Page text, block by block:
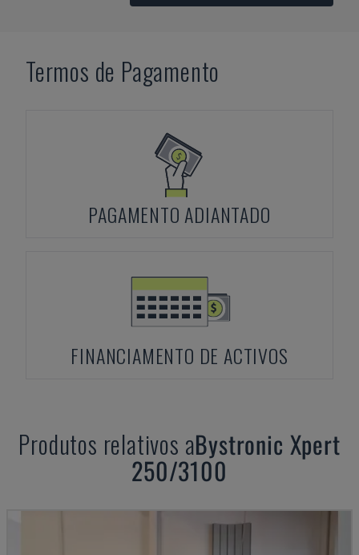
Termos de Pagamento
PAGAMENTO ADIANTADO
FINANCIAMENTO DE ACTIVOS
Produtos relativos aBystronic Xpert
250/3100